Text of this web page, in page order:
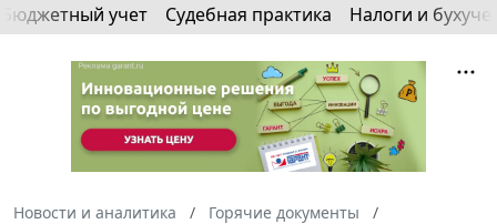
Бюджетный учет Судебная практика Налоги и
Новости и аналитика
Горячие документы